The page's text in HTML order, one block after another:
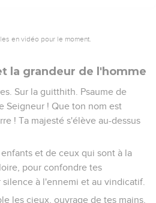
en vidéo pour le moment.
la grandeur de l'homme
Sur la guitthith. Psaume de
Seigneur ! Que ton nom est
! Ta majesté s'élève au-dessus
et de ceux qui sont à la
pour confondre tes
silence à l'ennemi et au vindicatif.
les cieux, ouvrage de tes mains,